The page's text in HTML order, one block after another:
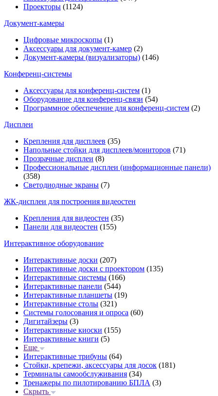
Проекторы (1124)
Документ-камеры
Цифровые микроскопы (1)
Аксессуары для документ-камер (2)
Документ-камеры (визуализаторы) (146)
Конференц-системы
Аксессуары для конференц-систем (1)
Оборудование для конференц-связи (54)
Программное обеспечение для конференц-систем (2)
Дисплеи
Крепления для дисплеев (35)
Напольные стойки для дисплеев/мониторов (71)
Прозрачные дисплеи (8)
Профессиональные дисплеи (информационные панели)
(358)
Светодиодные экраны (7)
ЖК-дисплеи для построения видеостен
Крепления для видеостен (35)
Панели для видеостен (155)
Интерактивное оборудование
Интерактивные доски (207)
Интерактивные доски с проектором (135)
Интерактивные системы (166)
Интерактивные панели (544)
Интерактивные планшеты (19)
Интерактивные столы (321)
Системы голосования и опроса (60)
Дигитайзеры (3)
Интерактивные киоски (155)
Интерактивные книги (5)
Еще
Интерактивные трибуны (64)
Стойки, крепежи, аксессуары для досок (181)
Терминалы самообслуживания (34)
Тренажеры по пилотированию БПЛА (3)
Скрыть